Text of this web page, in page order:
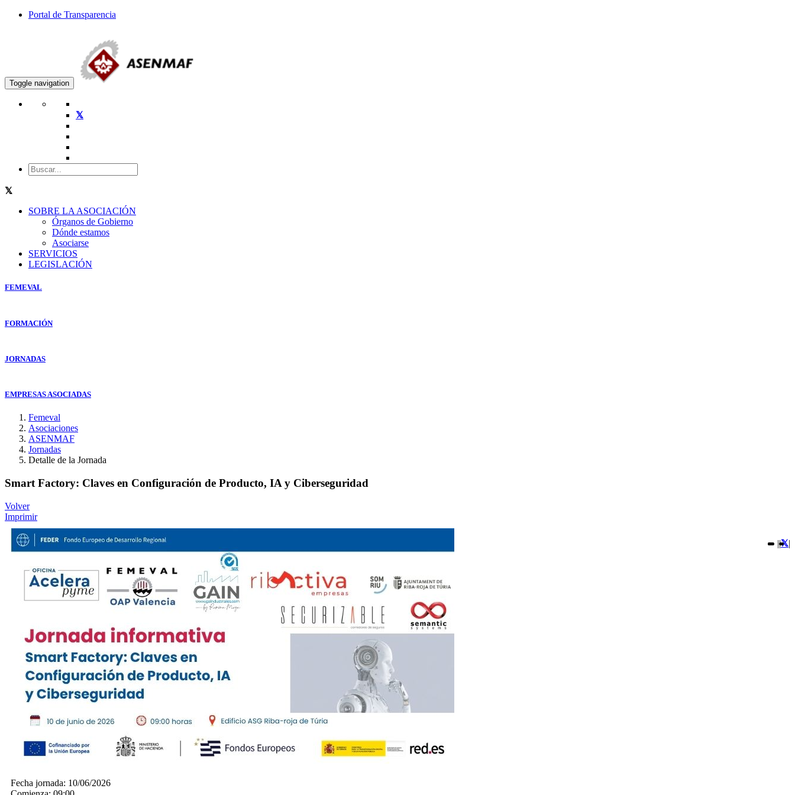
Portal de Transparencia
Toggle navigation
SOBRE LA ASOCIACIÓN
Órganos de Gobierno
Dónde estamos
Asociarse
SERVICIOS
LEGISLACIÓN
FEMEVAL
FORMACIÓN
JORNADAS
EMPRESAS ASOCIADAS
Femeval
Asociaciones
ASENMAF
Jornadas
Detalle de la Jornada
Smart Factory: Claves en Configuración de Producto, IA y Ciberseguridad
Volver
Imprimir
|| |
Fecha jornada: 10/06/2026